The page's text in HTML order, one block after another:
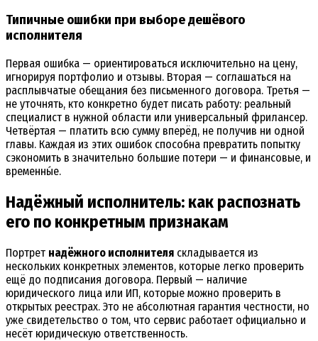
Типичные ошибки при выборе дешёвого
исполнителя
Первая ошибка — ориентироваться исключительно на цену,
игнорируя портфолио и отзывы. Вторая — соглашаться на
расплывчатые обещания без письменного договора. Третья —
не уточнять, кто конкретно будет писать работу: реальный
специалист в нужной области или универсальный фрилансер.
Четвёртая — платить всю сумму вперёд, не получив ни одной
главы. Каждая из этих ошибок способна превратить попытку
сэкономить в значительно большие потери — и финансовые, и
временны́е.
Надёжный исполнитель: как распознать
его по конкретным признакам
Портрет надёжного исполнителя складывается из
нескольких конкретных элементов, которые легко проверить
ещё до подписания договора. Первый — наличие
юридического лица или ИП, которые можно проверить в
открытых реестрах. Это не абсолютная гарантия честности, но
уже свидетельство о том, что сервис работает официально и
несёт юридическую ответственность.